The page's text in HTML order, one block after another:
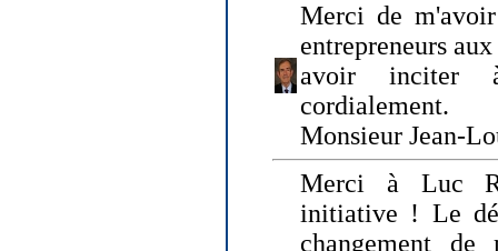
Merci de
entrepreneurs
avoir inciter
cordialement.
Monsieur Jean-
Merci à Luc
initiative ! Le
changement de